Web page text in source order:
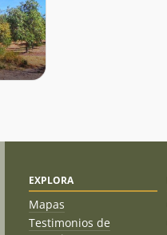
EXPLORA
Mapas
Testimonios de